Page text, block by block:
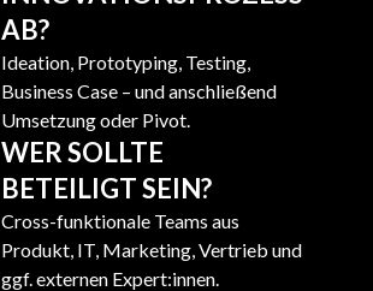
AB?
Ideation, Prototyping, Testing,
Business Case – und anschließend
Umsetzung oder Pivot.
WER SOLLTE
BETEILIGT SEIN?
Cross-funktionale Teams aus
Produkt, IT, Marketing, Vertrieb und
ggf. externen Expert:innen.